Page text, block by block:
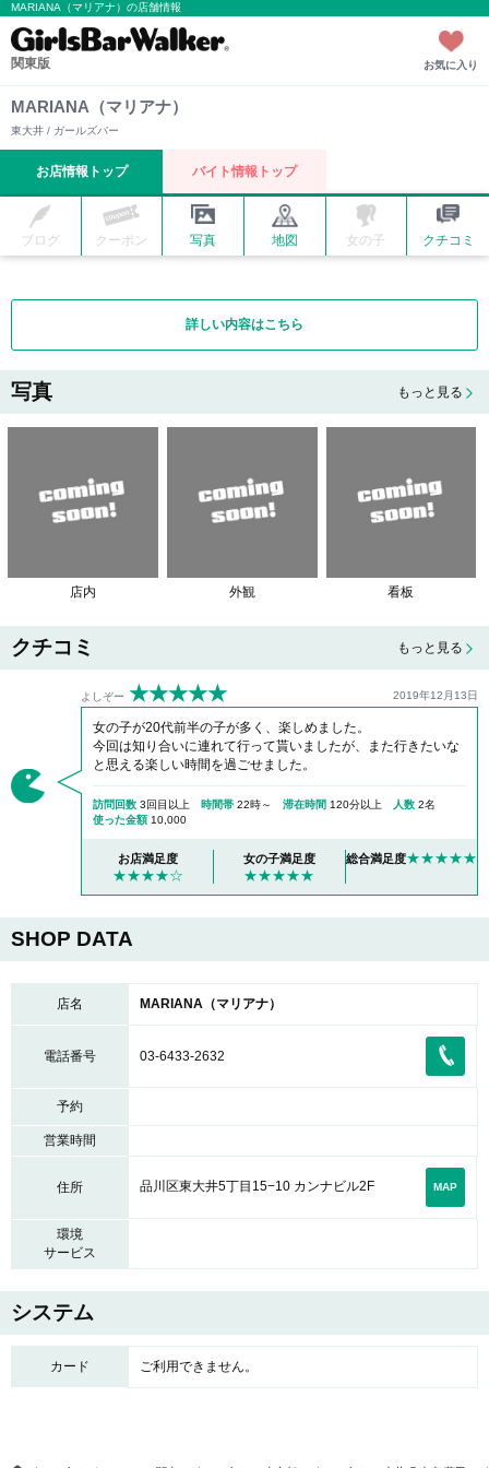
MARIANA（マリアナ）の店舗情報
関東版 お気に入り
MARIANA（マリアナ）
東大井 / ガールズバー
お店情報トップ バイト情報トップ
ブログ クーポン 写真 地図 女の子 クチコミ
詳しい内容はこちら
写真 もっと見る
店内 外観 看板
クチコミ もっと見る
よしぞー ★★★★★ 2019年12月13日
女の子が20代前半の子が多く、楽しめました。
今回は知り合いに連れて行って貰いましたが、また行きたいな
と思える楽しい時間を過ごせました。
訪問回数 3回目以上 時間帯 22時～ 滞在時間 120分以上 人数 2名
使った金額 10,000
お店満足度
★★★★☆
女の子満足度
★★★★★
総合満足度★★★★★
SHOP DATA
店名 MARIANA（マリアナ）
電話番号 03-6433-2632
予約
営業時間
住所 品川区東大井5丁目15−10 カンナビル2F MAP
環境
サービス
システム
カード ご利用できません。